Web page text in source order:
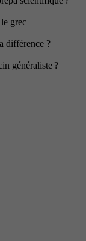
grec
différence ?
généraliste ?